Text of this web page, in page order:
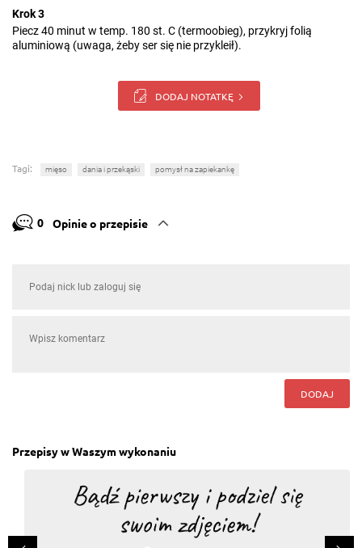
Krok 3
Piecz 40 minut w temp. 180 st. C (termoobieg), przykryj folią
aluminiową (uwaga, żeby ser się nie przykleił).
DODAJ NOTATKĘ
Tagi: mięso dania i przekąski pomysł na zapiekankę
0 Opinie o przepisie
DODAJ
Przepisy w Waszym wykonaniu